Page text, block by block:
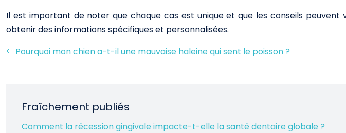
Il est important de noter que chaque cas est unique et que les conseils
obtenir des informations spécifiques et personnalisées.
Pourquoi mon chien a-t-il une mauvaise haleine qui sent le poisson ?
Fraîchement publiés
Comment la récession gingivale impacte-t-elle la santé dentaire globale ?